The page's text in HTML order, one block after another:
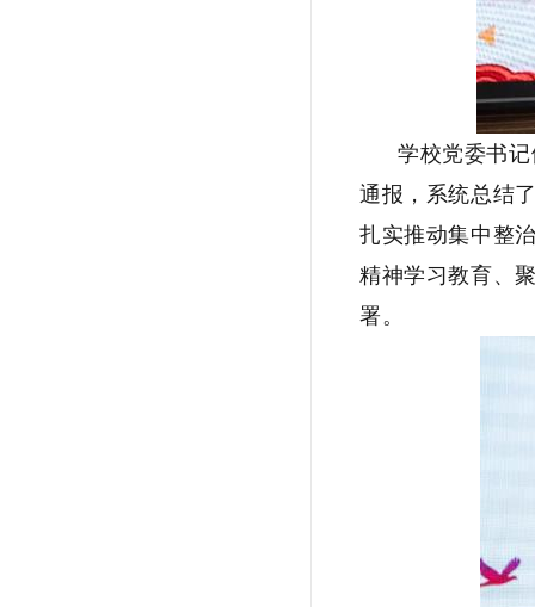
学校党委书
通报，系统总结
扎实推动集中整
精神学习教育、
署。